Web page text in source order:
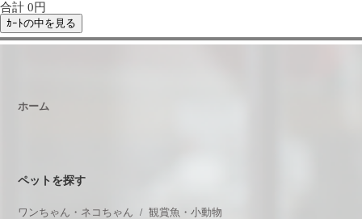
合計 0円
ホーム
ペットを探す
ワンちゃん・ネコちゃん 観賞魚・小動物